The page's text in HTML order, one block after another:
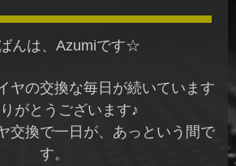
んは、Azumiです☆
ヤの交換な毎日が続いています
りがとうございます♪
交換で一日が、あっという間で
す。